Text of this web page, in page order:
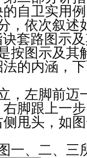
自卫实用
，依次叙述
套路图示
按图示及其
的内涵，
，左脚前迈
脚跟上一
甩头，如
一、二、三